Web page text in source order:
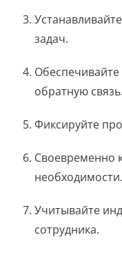
задач.
обратную связь.
Фиксируйте
Своевременно
необходимости.
Учитывайте
сотрудника.